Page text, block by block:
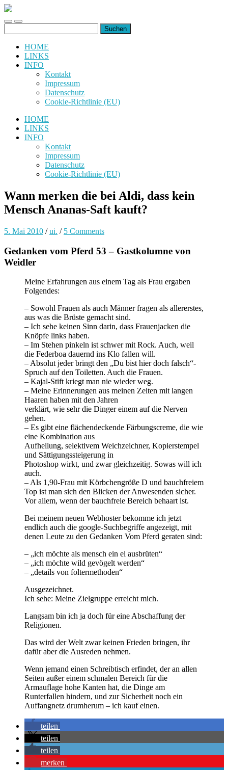
uiuiuiuiuiuiui.de
Toggle
mobile
Toggle
search
nach:
HOME
LINKS
INFO
Kontakt
Impressum
Datenschutz
Cookie-Richtlinie (EU)
HOME
LINKS
INFO
Kontakt
Impressum
Datenschutz
Cookie-Richtlinie (EU)
Wann merken die bei Aldi, dass kein
Mensch Ananas-Saft kauft?
5. Mai 2010 /ui. / 5 Comments
Gedanken vom Pferd 53 – Gastkolumne von
Weidler
Meine Erfahrungen aus einem Tag als Frau ergaben
Folgendes:
– Sowohl Frauen als auch Männer fragen als allererstes,
aus was die Brüste gemacht sind.
– Ich sehe keinen Sinn darin, dass Frauenjacken die
Knöpfe links haben.
– Im Stehen pinkeln ist schwer mit Rock. Auch, weil
die Federboa dauernd ins Klo fallen will.
– Absolut jeder bringt den „Du bist hier doch falsch“-
Spruch auf den Toiletten. Auch die Frauen.
– Kajal-Stift kriegt man nie wieder weg.
– Meine Erinnerungen aus meinen Zeiten mit langen
Haaren haben mit den Jahren
verklärt, wie sehr die Dinger einem auf die Nerven
gehen.
– Es gibt eine flächendeckende Färbungscreme, die wie
eine Kombination aus
Aufhellung, selektivem Weichzeichner, Kopierstempel
und Sättigungssteigerung in
Photoshop wirkt, und zwar gleichzeitig. Sowas will ich
auch.
– Als 1,90-Frau mit Körbchengröße D und bauchfreiem
Top ist man sich den Blicken der Anwesenden sicher.
Vor allem, wenn der bauchfreie Bereich behaart ist.
Bei meinem neuen Webhoster bekomme ich jetzt
endlich auch die google-Suchbegriffe angezeigt, mit
denen Leute zu den Gedanken Vom Pferd geraten sind:
– „ich möchte als mensch ein ei ausbrüten“
– „ich möchte wild gevögelt werden“
– „details von foltermethoden“
Ausgezeichnet.
Ich sehe: Meine Zielgruppe erreicht mich.
Langsam bin ich ja doch für eine Abschaffung der
Religionen.
Das wird der Welt zwar keinen Frieden bringen, ihr
dafür aber die Ausreden nehmen.
Wenn jemand einen Schreibtisch erfindet, der an allen
Seiten außer einem schmalen Bereich für die
Armauflage hohe Kanten hat, die Dinge am
Runterfallen hindern, und zur Sicherheit noch ein
Auffangnetz drumherum – ich kauf einen.
teilen
teilen
teilen
merken